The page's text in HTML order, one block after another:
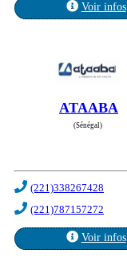
Voir infos
ATAABA
(Sénégal)
(221)338267428
(221)787157272
Voir infos